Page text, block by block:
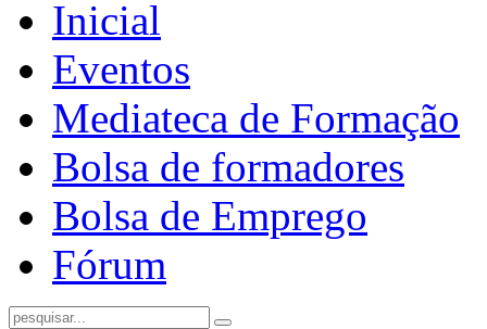
Inicial
Eventos
Mediateca de Formação
Bolsa de formadores
Bolsa de Emprego
Fórum